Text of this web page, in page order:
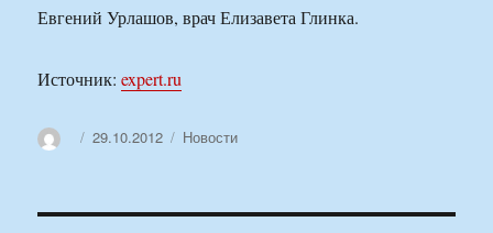
Евгений Урлашов, врач Елизавета Глинка.
Источник:expert.ru
АвторОпубликовано
29.10.2012 Рубрики
Новости